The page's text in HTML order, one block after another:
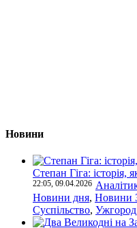
Новини
Степан Гіга: історія,
22:05, 09.04.2026
Новини дня, Новини
Суспільство, Ужгород